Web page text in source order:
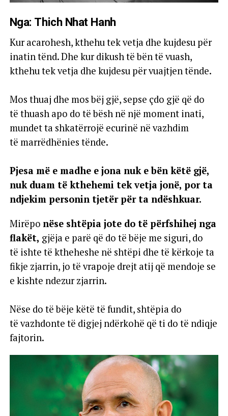
Nga: Thich Nhat Hanh
Kur acarohesh, kthehu tek vetja dhe kujdesu për
inatin tënd. Dhe kur dikush të bën të vuash,
kthehu tek vetja dhe kujdesu për vuajtjen tënde.
Mos thuaj dhe mos bëj gjë, sepse çdo gjë që do
të thuash apo do të bësh në një moment inati,
mundet ta shkatërrojë ecurinë në vazhdim
të marrëdhënies tënde.
Pjesa më e madhe e jona nuk e bën këtë gjë,
nuk duam të kthehemi tek vetja jonë, por ta
ndjekim personin tjetër për ta ndëshkuar.
Mirëpo nëse shtëpia jote do të përfshihej nga
flakët, gjëja e parë që do të bëje me siguri, do
të ishte të ktheheshe në shtëpi dhe të kërkoje ta
fikje zjarrin, jo të vrapoje drejt atij që mendoje se
e kishte ndezur zjarrin.
Nëse do të bëje këtë të fundit, shtëpia do
të vazhdonte të digjej ndërkohë që ti do të ndiqje
fajtorin.